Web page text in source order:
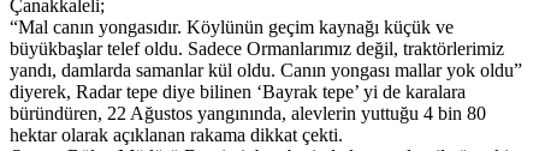
Çanakkaleli;
“Mal canın yongasıdır. Köylünün geçim kaynağı küçük ve
büyükbaşlar telef oldu. Sadece Ormanlarımız değil, traktörlerimiz
yandı, damlarda samanlar kül oldu. Canın yongası mallar yok oldu”
diyerek, Radar tepe diye bilinen ‘Bayrak tepe’ yi de karalara
büründüren, 22 Ağustos yangınında, alevlerin yuttuğu 4 bin 80
hektar olarak açıklanan rakama dikkat çekti.